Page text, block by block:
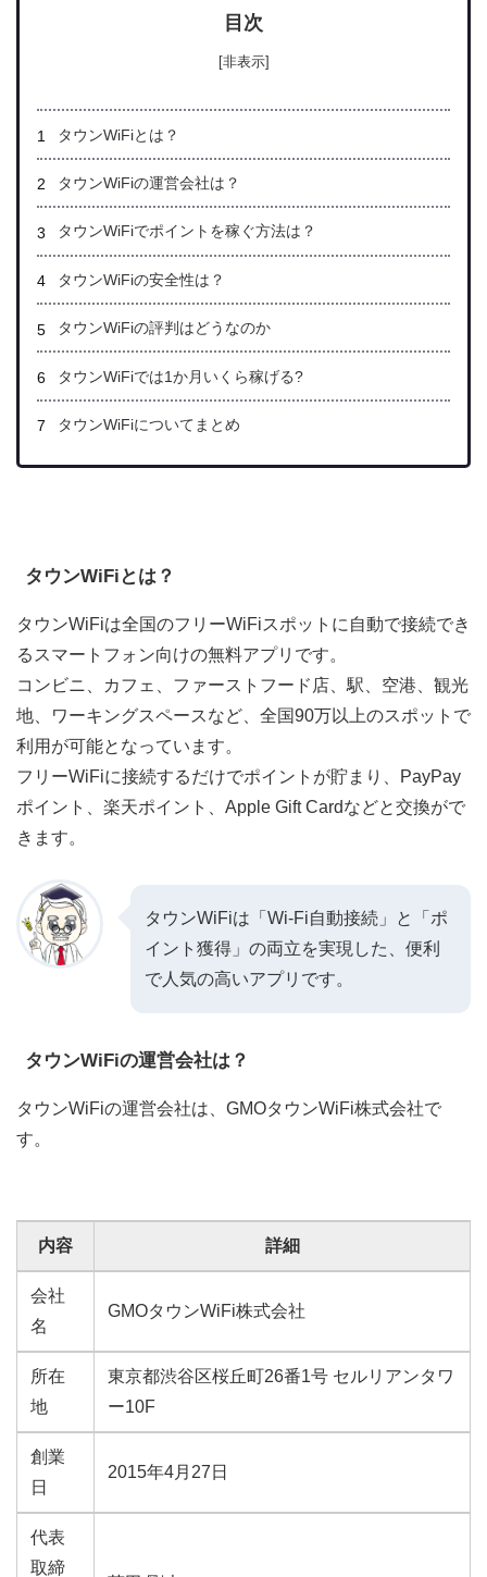
目次
[非表示]
タウンWiFiとは？
タウンWiFiの運営会社は？
タウンWiFiでポイントを稼ぐ方法は？
タウンWiFiの安全性は？
タウンWiFiの評判はどうなのか
タウンWiFiでは1か月いくら稼げる?
タウンWiFiについてまとめ
タウンWiFiとは？
タウンWiFiは全国のフリーWiFiスポットに自動で接続でき
るスマートフォン向けの無料アプリです。
コンビニ、カフェ、ファーストフード店、駅、空港、観光
地、ワーキングスペースなど、全国90万以上のスポットで
利用が可能となっています。
フリーWiFiに接続するだけでポイントが貯まり、PayPay
ポイント、楽天ポイント、Apple Gift Cardなどと交換がで
きます。
タウンWiFiは「Wi-Fi自動接続」と「ポ
イント獲得」の両立を実現した、便利
で人気の高いアプリです。
タウンWiFiの運営会社は？
タウンWiFiの運営会社は、GMOタウンWiFi株式会社で
す。
内容 詳細
会社
名
GMOタウンWiFi株式会社
所在
地
東京都渋谷区桜丘町26番1号 セルリアンタワ
ー10F
創業
日
2015年4月27日
代表
取締